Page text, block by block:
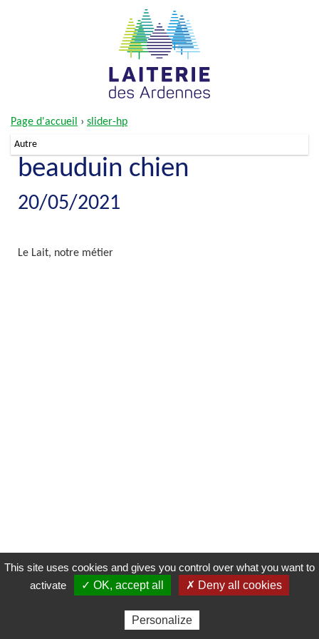
Page d'accueil › slider-hp
Autre
beauduin chien
20/05/2021
Le Lait, notre métier
Gérer les cookies Mentions légales Réalisé par
This site uses cookies and gives you control over what you want to
activate
✓ OK, accept all ✗ Deny all cookies
Personalize